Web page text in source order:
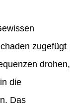
zugefügt
drohen,
die
Das